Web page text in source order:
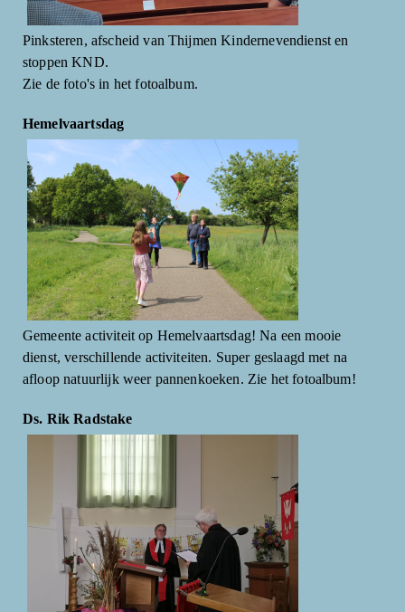
Pinksteren, afscheid van Thijmen Kindernevendienst en
stoppen KND.
Zie de foto's in het fotoalbum.
Hemelvaartsdag
Gemeente activiteit op Hemelvaartsdag! Na een mooie
dienst, verschillende activiteiten. Super geslaagd met na
afloop natuurlijk weer pannenkoeken. Zie het fotoalbum!
Ds. Rik Radstake